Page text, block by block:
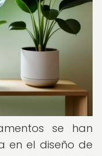
se han
en el diseño de